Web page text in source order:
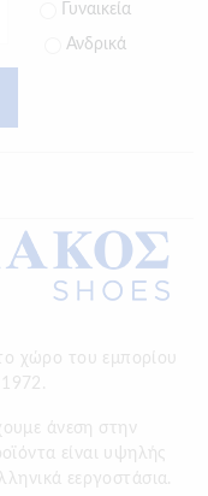
Γυναικεία
Ανδρικά
χώρο του εμπορίου
άνεση στην
είναι υψηλής
εεργοστάσια.